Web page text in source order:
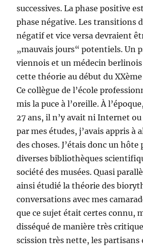
successives. La phase positive
phase négative. Les transitions
négatif et vice versa devraient
„mauvais jours“ potentiels. Un
viennois et un médecin
cette théorie au début du XXème
Ce collègue de l’école
mis la puce à l’oreille. À
27 ans, il n’y avait ni Internet
par mes études, j’avais appris à
des choses. J’étais donc un
diverses bibliothèques
société des musées. Quasi
ainsi étudié la théorie des
conversations avec mes
que ce sujet était certes connu,
disséqué de manière très
scission très nette, les partisans